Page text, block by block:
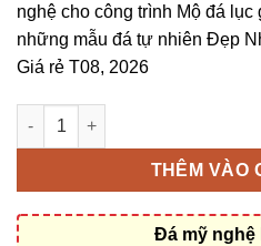
nghệ cho công trình Mộ đá
những mẫu đá tự nhiên Đẹp
Giá rẻ T08, 2026
Bán và xây dựng, làm Mộ đá
THÊM VÀO
Đá mỹ nghệ